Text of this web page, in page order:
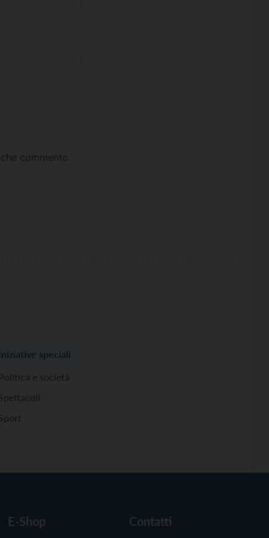
commento.
Iniziative speciali
Politica e società
E-Shop Contatti